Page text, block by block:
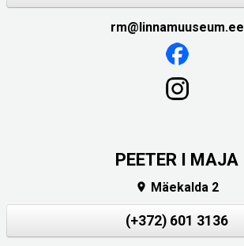
rm@linnamuuseum.ee
PEETER I MAJA
 Mäekalda 2
(+372) 601 3136